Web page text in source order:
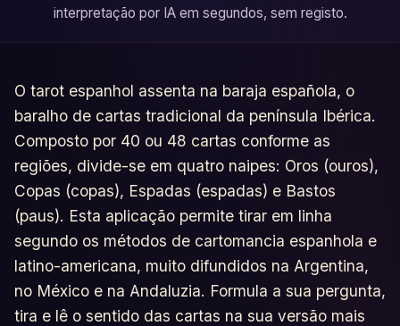
interpretação por IA em segundos, sem registo.
O tarot espanhol assenta na baraja española, o
baralho de cartas tradicional da península Ibérica.
Composto por 40 ou 48 cartas conforme as
regiões, divide-se em quatro naipes: Oros (ouros),
Copas (copas), Espadas (espadas) e Bastos
(paus). Esta aplicação permite tirar em linha
segundo os métodos de cartomancia espanhola e
latino-americana, muito difundidos na Argentina,
no México e na Andaluzia. Formula a sua pergunta,
tira e lê o sentido das cartas na sua versão mais